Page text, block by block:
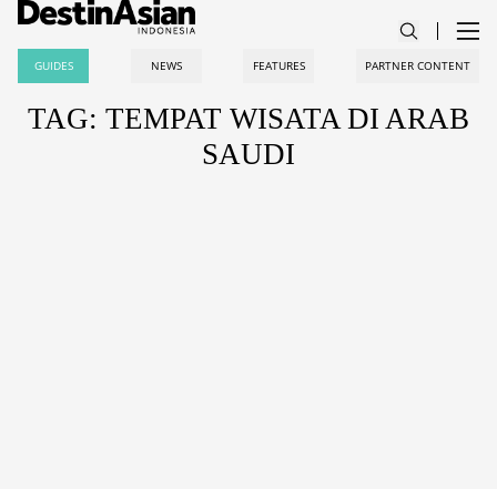
GUIDES NEWS FEATURES PARTNER CONTENT
TAG: TEMPAT WISATA DI ARAB
SAUDI